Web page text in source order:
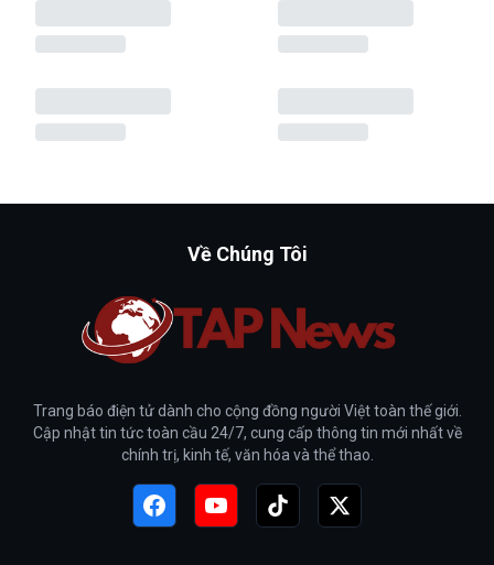
Về Chúng Tôi
Trang báo điện tử dành cho cộng đồng người Việt toàn thế giới.
Cập nhật tin tức toàn cầu 24/7, cung cấp thông tin mới nhất về
chính trị, kinh tế, văn hóa và thể thao.